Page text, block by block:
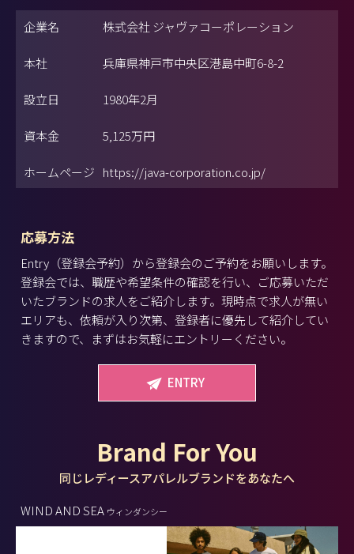
企業名 株式会社 ジャヴァコーポレーション
本社 兵庫県神戸市中央区港島中町6-8-2
設立日 1980年2月
資本金 5,125万円
ホームページ https://java-corporation.co.jp/
応募方法
Entry（登録会予約）から登録会のご予約をお願いします。
登録会では、職歴や希望条件の確認を行い、ご応募いただ
いたブランドの求人をご紹介します。現時点で求人が無い
エリアも、依頼が入り次第、登録者に優先して紹介してい
きますので、まずはお気軽にエントリーください。
ENTRY
Brand For You
同じレディースアパレルブランドをあなたへ
WIND AND SEA ウィンダンシー